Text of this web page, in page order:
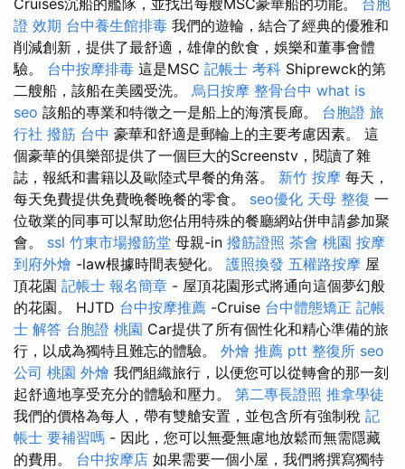
Cruises沉船的艦隊，並找出每艘MSC豪華船的功能。 台胞
證 效期 台中養生館排毒 我們的遊輪，結合了經典的優雅和
削減創新，提供了最舒適，雄偉的飲食，娛樂和董事會體
驗。 台中按摩排毒 這是MSC 記帳士 考科 Shiprewck的第
二艘船，該船在美國受洗。 烏日按摩 整骨台中 what is
seo 該船的專業和特徵之一是船上的海濱長廊。 台胞證 旅
行社 撥筋 台中 豪華和舒適是郵輪上的主要考慮因素。 這
個豪華的俱樂部提供了一個巨大的Screenstv，閱讀了雜
誌，報紙和書籍以及歐陸式早餐的角落。 新竹 按摩 每天，
每天免費提供免費晚餐晚餐的零食。 seo優化 天母 整復 一
位敬業的同事可以幫助您佔用特殊的餐廳網站併申請參加聚
會。 ssl 竹東市場撥筋堂 母親-in 撥筋證照 茶會 桃園 按摩
到府外燴 -law根據時間表變化。 護照換發 五權路按摩 屋
頂花園 記帳士 報名簡章 - 屋頂花園形式將通向這個夢幻般
的花園。 HJTD 台中按摩推薦 -Cruise 台中體態矯正 記帳
士 解答 台胞證 桃園 Car提供了所有個性化和精心準備的旅
行，以成為獨特且難忘的體驗。 外燴 推薦 ptt 整復所 seo
公司 桃園 外燴 我們組織旅行，以便您可以從轉會的那一刻
起舒適地享受充分的體驗和壓力。 第二專長證照 推拿學徒
我們的價格為每人，帶有雙艙安置，並包含所有強制稅 記
帳士 要補習嗎 - 因此，您可以無憂無慮地放鬆而無需隱藏
的費用。 台中按摩店 如果需要一個小屋，我們將撰寫獨特